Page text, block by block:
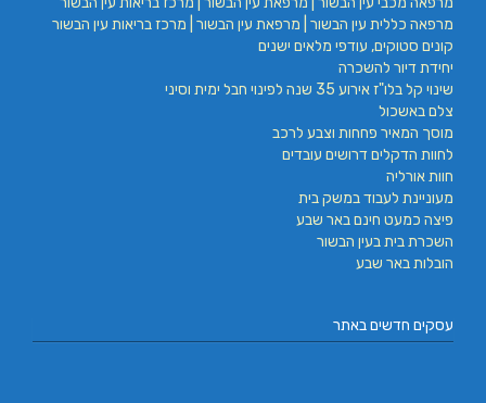
מרפאה כללית עין הבשור | מרפאת עין הבשור | מרכז בריאות עין הבשור
קונים סטוקים, עודפי מלאים ישנים
יחידת דיור להשכרה
שינוי קל בלו"ז אירוע 35 שנה לפינוי חבל ימית וסיני
צלם באשכול
מוסך המאיר פחחות וצבע לרכב
לחוות הדקלים דרושים עובדים
חוות אורליה
מעוניינת לעבוד במשק בית
פיצה כמעט חינם באר שבע
השכרת בית בעין הבשור
הובלות באר שבע
עסקים חדשים באתר